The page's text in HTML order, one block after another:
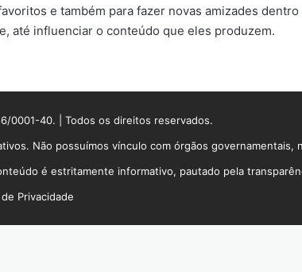
e também para fazer novas amizades
até influenciar o conteúdo que eles produzem.
0001-40. | Todos os direitos reservados.
Não possuímos vínculo com órgãos governamentais,
é estritamente informativo, pautado pela
Privacidade